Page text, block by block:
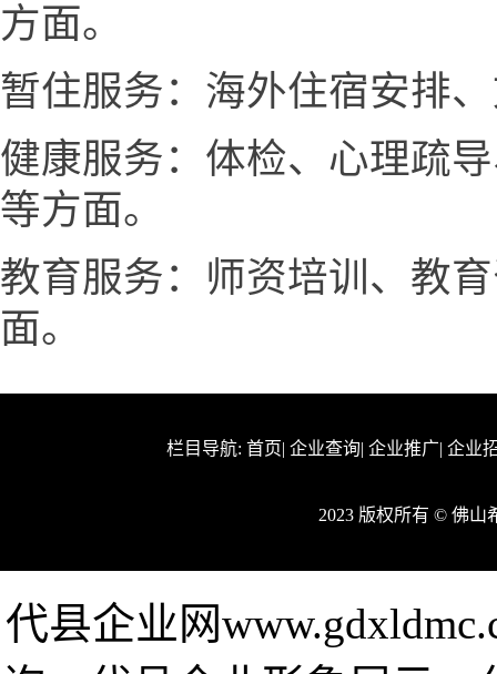
方面。
暂住服务：海外住宿安排
健康服务：体检、心理疏
等方面。
教育服务：师资培训、教
面。
栏目导航: 首页| 企业查询| 企业推广| 企业
2023 版权所有 © 佛
代县企业网